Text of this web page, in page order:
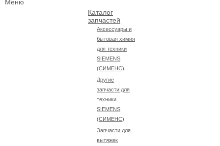
Меню
Каталог
запчастей
Аксессуары и
бытовая химия
для техники
SIEMENS
(СИМЕНС)
Другие
запчасти для
техники
SIEMENS
(СИМЕНС)
Запчасти для
вытяжек